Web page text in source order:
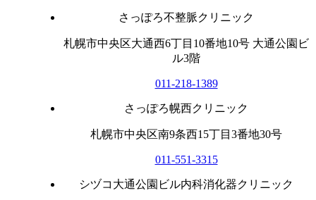
さっぽろ不整脈クリニック
札幌市中央区大通西6丁目10番地10号 大通公園ビ
ル3階
011-218-1389
さっぽろ幌西クリニック
札幌市中央区南9条西15丁目3番地30号
011-551-3315
シヅコ大通公園ビル内科消化器クリニック